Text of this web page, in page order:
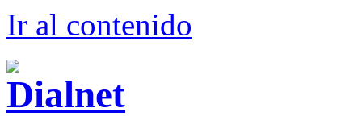
Ir al contenido